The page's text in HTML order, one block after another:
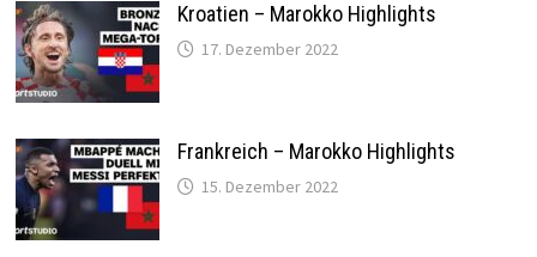
Kroatien – Marokko Highlights
17. Dezember 2022
Frankreich – Marokko Highlights
15. Dezember 2022